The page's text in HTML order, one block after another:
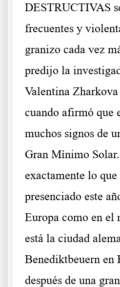
DESTRUCTIVAS
frecuentes y
granizo cada vez
predijo la
Valentina Zharkova
cuando afirmó que
muchos signos de
Gran Mínimo
exactamente lo que
presenciado este
Europa como en el
está la ciudad
Benediktbeuern en
después de una